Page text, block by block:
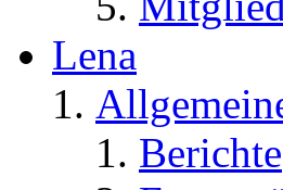
Lena
Berichte